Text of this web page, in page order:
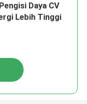
Daya CV
Lebih Tinggi